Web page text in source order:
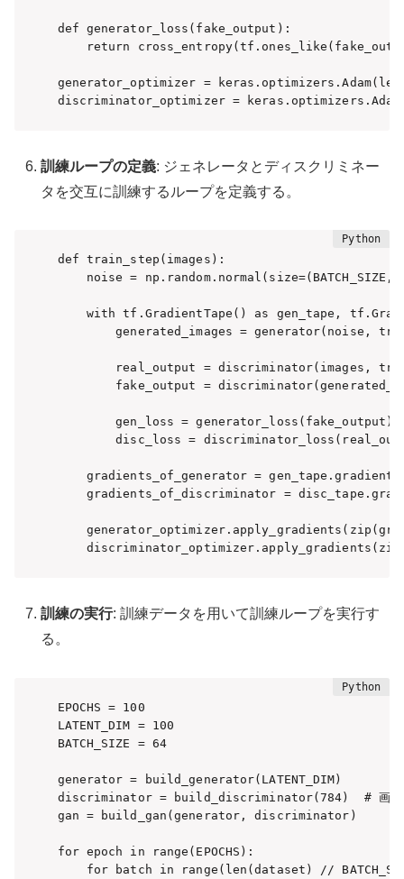
def generator_loss(fake_output):
return
generator_optimizer =
discriminator_optimizer =
訓練ループの定義: ジェネレータとディスクリミネー
タを交互に訓練するループを定義する。
def train_step(images):
noise = np.random.normal(size=(BATCH_SIZE,
with tf.GradientTape() as gen_tape,
generated_images = generator(noise,
real_output = discriminator(images,
fake_output =
        gen_loss = generator_loss(fake_output)
disc_loss =
gradients_of_generator =
gradients_of_discriminator =
訓練の実行: 訓練データを用いて訓練ループを実行す
る。
EPOCHS = 100
LATENT_DIM = 100
BATCH_SIZE = 64
generator = build_generator(LATENT_DIM)
discriminator = build_discriminator(784)  # 画像サ
gan = build_gan(generator, discriminator)
for epoch in range(EPOCHS):
for batch in range(len(dataset) //